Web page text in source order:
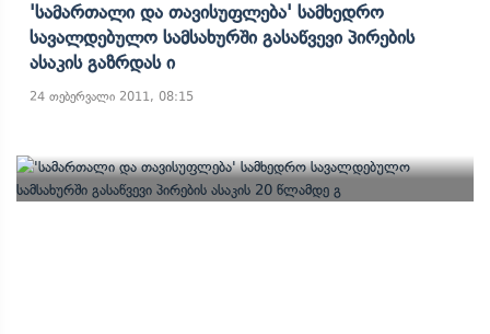
'სამართალი Და Თავისუფლება' Სამხედრო
Სავალდებულო Სამსახურში Გასაწვევი Პირების
Ასაკის Გაზრდას Ი
24 თებერვალი 2011, 08:15